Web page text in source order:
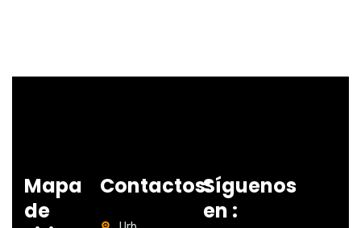
Mapa
de
Contactos:Síguenos
en :